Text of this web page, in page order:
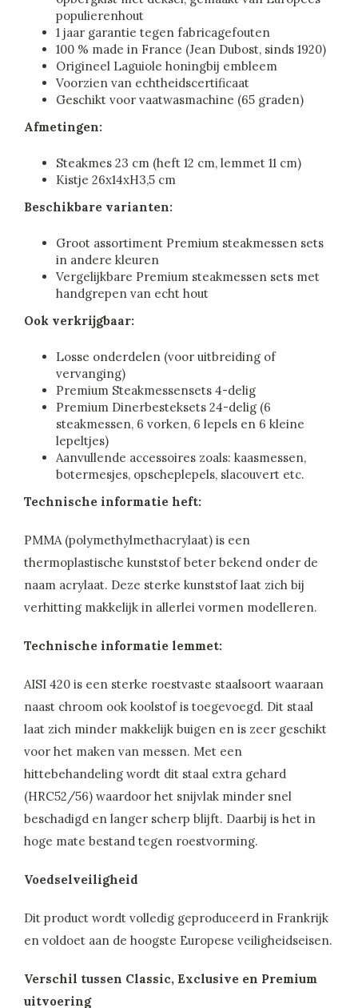
populierenhout
1 jaar garantie tegen fabricagefouten
100 % made in France (Jean Dubost, sinds 1920)
Origineel Laguiole honingbij embleem
Voorzien van echtheidscertificaat
Geschikt voor vaatwasmachine (65 graden)
Afmetingen:
Steakmes 23 cm (heft 12 cm, lemmet 11 cm)
Kistje 26x14xH3,5 cm
Beschikbare varianten:
Groot assortiment Premium steakmessen sets
in andere kleuren
Vergelijkbare Premium steakmessen sets met
handgrepen van echt hout
Ook verkrijgbaar:
Losse onderdelen (voor uitbreiding of
vervanging)
Premium Steakmessensets 4-delig
Premium Dinerbesteksets 24-delig (6
steakmessen, 6 vorken, 6 lepels en 6 kleine
lepeltjes)
Aanvullende accessoires zoals: kaasmessen,
botermesjes, opscheplepels, slacouvert etc.
Technische informatie heft:
PMMA (polymethylmethacrylaat) is een
thermoplastische kunststof beter bekend onder de
naam acrylaat. Deze sterke kunststof laat zich bij
verhitting makkelijk in allerlei vormen modelleren.
Technische informatie lemmet:
AISI 420 is een sterke roestvaste staalsoort waaraan
naast chroom ook koolstof is toegevoegd. Dit staal
laat zich minder makkelijk buigen en is zeer geschikt
voor het maken van messen. Met een
hittebehandeling wordt dit staal extra gehard
(HRC52/56) waardoor het snijvlak minder snel
beschadigd en langer scherp blijft. Daarbij is het in
hoge mate bestand tegen roestvorming.
Voedselveiligheid
Dit product wordt volledig geproduceerd in Frankrijk
en voldoet aan de hoogste Europese veiligheidseisen.
Verschil tussen Classic, Exclusive en Premium
uitvoering